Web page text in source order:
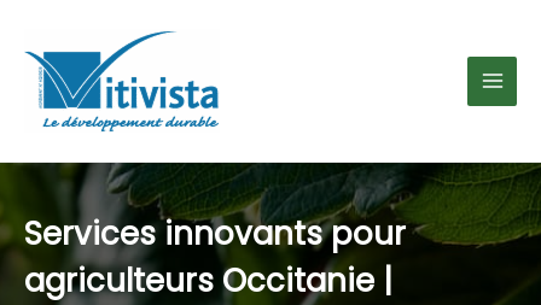
contenu
Services innovants pour
agriculteurs Occitanie |